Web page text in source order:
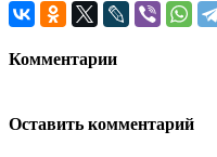
Комментарии
Оставить комментарий